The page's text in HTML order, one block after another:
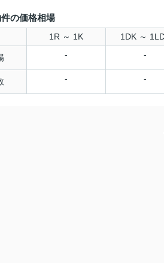
の価格相場
1R ～ 1K 1DK ～
- -
- -